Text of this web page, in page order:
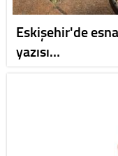
Eskişehir'de
yazısı…